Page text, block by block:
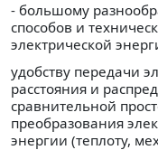
- большому
способов и
электрической
удобству передачи
расстояния и
сравнительной
преобразования
энергии (тепло­ту,